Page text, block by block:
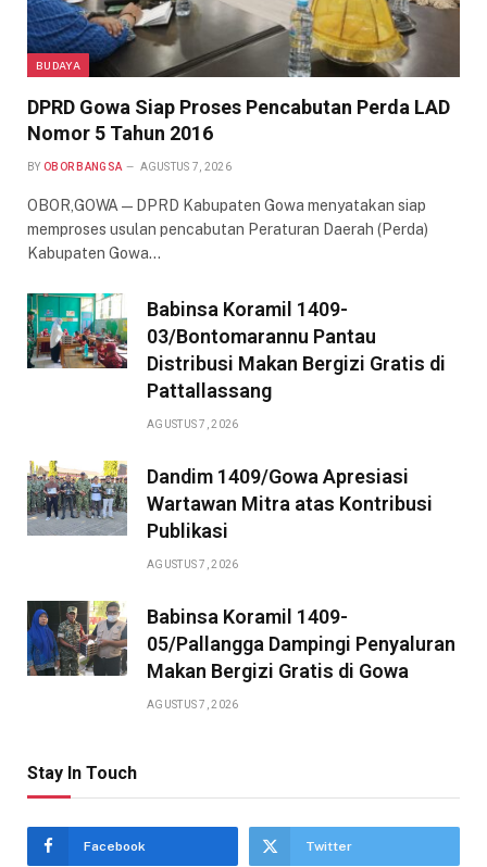
BUDAYA
DPRD Gowa Siap Proses Pencabutan Perda LAD
Nomor 5 Tahun 2016
BY OBOR BANGSA AGUSTUS 7, 2026
OBOR,GOWA — DPRD Kabupaten Gowa menyatakan siap
memproses usulan pencabutan Peraturan Daerah (Perda)
Kabupaten Gowa…
Babinsa Koramil 1409-
03/Bontomarannu Pantau
Distribusi Makan Bergizi Gratis di
Pattallassang
AGUSTUS 7, 2026
Dandim 1409/Gowa Apresiasi
Wartawan Mitra atas Kontribusi
Publikasi
AGUSTUS 7, 2026
Babinsa Koramil 1409-
05/Pallangga Dampingi Penyaluran
Makan Bergizi Gratis di Gowa
AGUSTUS 7, 2026
Stay In Touch
Facebook Twitter